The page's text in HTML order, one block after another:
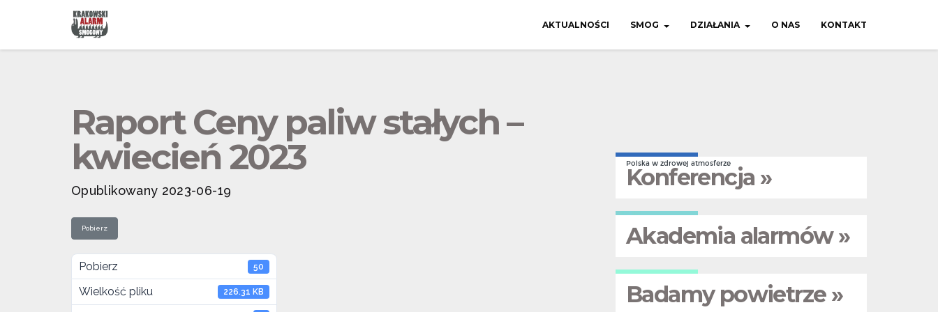
AKTUALNOŚCI SMOG DZIAŁANIA O NAS KONTAKT
Raport Ceny paliw stałych –
kwiecień 2023
Opublikowany 2023-06-19
Pobierz
Pobierz 50
Wielkość pliku 226.31 KB
Polska w zdrowej atmosferze
Konferencja »
Akademia alarmów »
Badamy powietrze »